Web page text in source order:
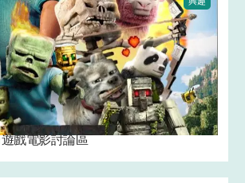
遊戲電影討論區